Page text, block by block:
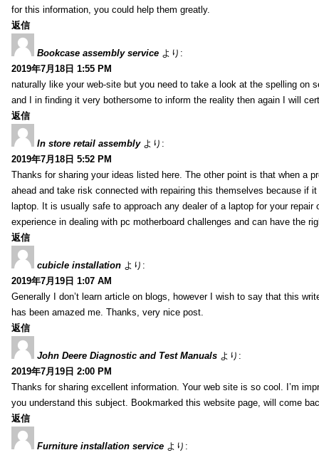
for this information, you could help them greatly.
返信
Bookcase assembly service より:
2019年7月18日 1:55 PM
naturally like your web-site but you need to take a look at the spelling on
and I in finding it very bothersome to inform the reality then again I will
返信
In store retail assembly より:
2019年7月18日 5:52 PM
Thanks for sharing your ideas listed here. The other point is that when a
ahead and take risk connected with repairing this themselves because if
laptop. It is usually safe to approach any dealer of a laptop for your
experience in dealing with pc motherboard challenges and can have the
返信
cubicle installation より:
2019年7月19日 1:07 AM
Generally I don’t learn article on blogs, however I wish to say that this
has been amazed me. Thanks, very nice post.
返信
John Deere Diagnostic and Test Manuals より:
2019年7月19日 2:00 PM
Thanks for sharing excellent information. Your web site is so cool. I’m
you understand this subject. Bookmarked this website page, will come
返信
Furniture installation service より: